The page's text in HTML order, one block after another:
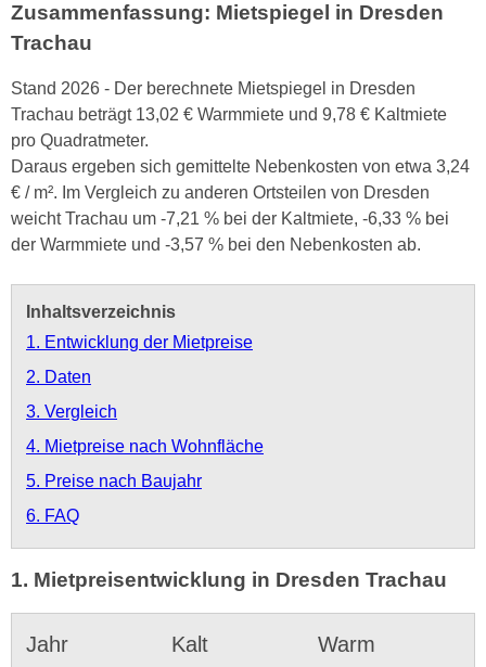
Zusammenfassung: Mietspiegel in Dresden
Trachau
Stand 2026 - Der berechnete Mietspiegel in Dresden
Trachau beträgt 13,02 € Warmmiete und 9,78 € Kaltmiete
pro Quadratmeter.
Daraus ergeben sich gemittelte Nebenkosten von etwa 3,24
€ / m². Im Vergleich zu anderen Ortsteilen von Dresden
weicht Trachau um -7,21 % bei der Kaltmiete, -6,33 % bei
der Warmmiete und -3,57 % bei den Nebenkosten ab.
Inhaltsverzeichnis
1. Entwicklung der Mietpreise
2. Daten
3. Vergleich
4. Mietpreise nach Wohnfläche
5. Preise nach Baujahr
6. FAQ
1. Mietpreisentwicklung in Dresden Trachau
Jahr Kalt
Warm